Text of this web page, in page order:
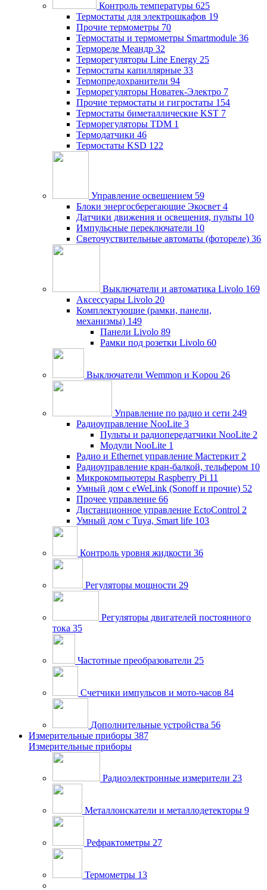
Контроль температуры 625
Термостаты для электрошкафов 19
Прочие термометры 70
Термостаты и термометры Smartmodule 36
Термореле Меандр 32
Терморегуляторы Line Energy 25
Термостаты капиллярные 33
Термопредохранители 94
Терморегуляторы Новатек-Электро 7
Прочие термостаты и гигростаты 154
Термостаты биметаллические KST 7
Терморегуляторы TDM 1
Термодатчики 46
Термостаты KSD 122
Управление освещением 59
Блоки энергосберегающие Экосвет 4
Датчики движения и освещения, пульты 10
Импульсные переключатели 10
Светочуствительные автоматы (фотореле) 36
Выключатели и автоматика Livolo 169
Аксессуары Livolo 20
Комплектующие (рамки, панели,
механизмы) 149
Панели Livolo 89
Рамки под розетки Livolo 60
Выключатели Wemmon и Kopou 26
Управление по радио и сети 249
Радиоуправление NooLite 3
Пульты и радиопередатчики NooLite 2
Модули NooLite 1
Радио и Ethernet управление Мастеркит 2
Радиоуправление кран-балкой, тельфером 10
Микрокомпьютеры Raspberry Pi 11
Умный дом c eWeLink (Sonoff и прочие) 52
Прочее управление 66
Дистанционное управление EctoControl 2
Умный дом с Tuya, Smart life 103
Контроль уровня жидкости 36
Регуляторы мощности 29
Регуляторы двигателей постоянного
тока 35
Частотные преобразователи 25
Счетчики импульсов и мото-часов 84
Дополнительные устройства 56
Измерительные приборы 387
Измерительные приборы
Радиоэлектронные измерители 23
Металлоискатели и металлодетекторы 9
Рефрактометры 27
Термометры 13